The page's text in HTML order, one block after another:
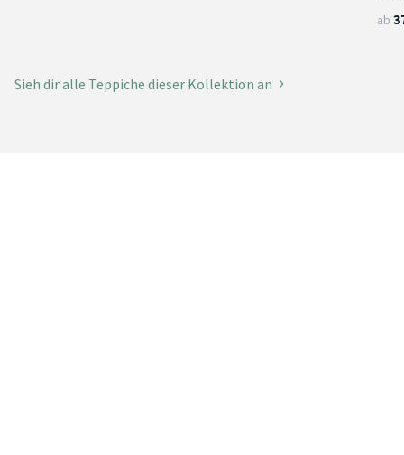
ab
Sieh dir alle Teppiche dieser Kollektion an